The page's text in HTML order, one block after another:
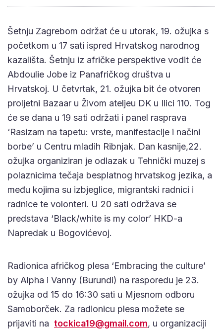
Šetnju Zagrebom održat će u utorak, 19. ožujka s
početkom u 17 sati ispred Hrvatskog narodnog
kazališta. Šetnju iz afričke perspektive vodit će
Abdoulie Jobe iz Panafričkog društva u
Hrvatskoj. U četvrtak, 21. ožujka bit će otvoren
proljetni Bazaar u Živom ateljeu DK u Ilici 110. Tog
će se dana u 19 sati održati i panel rasprava
‘Rasizam na tapetu: vrste, manifestacije i načini
borbe’ u Centru mladih Ribnjak. Dan kasnije,22.
ožujka organiziran je odlazak u Tehnički muzej s
polaznicima tečaja besplatnog hrvatskog jezika, a
među kojima su izbjeglice, migrantski radnici i
radnice te volonteri. U 20 sati održava se
predstava ‘Black/white is my color’ HKD-a
Napredak u Bogovićevoj.
Radionica afričkog plesa ‘Embracing the culture’
by Alpha i Vanny (Burundi) na rasporedu je 23.
ožujka od 15 do 16:30 sati u Mjesnom odboru
Samoborček. Za radionicu plesa možete se
prijaviti na tockica19@gmail.com, u organizaciji